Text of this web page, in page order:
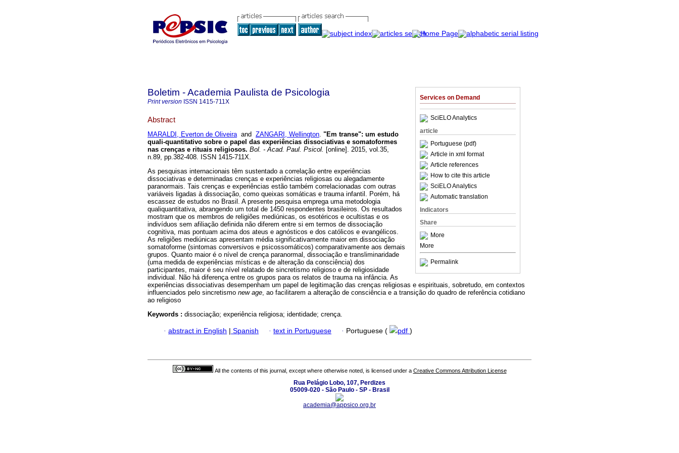
Services on Demand
SciELO Analytics
article
Portuguese (pdf)
Article in xml format
Article references
How to cite this article
SciELO Analytics
Automatic translation
Indicators
Share
More
More
Permalink
Boletim - Academia Paulista de Psicologia
Print version ISSN 1415-711X
Abstract
MARALDI, Everton de Oliveiraand ZANGARI, Wellington. "Em transe": um estudo
quali-quantitativo sobre o papel das experiências dissociativas e somatoformes
nas crenças e rituais religiosos. Bol. - Acad. Paul. Psicol. [online]. 2015, vol.35,
n.89, pp.382-408. ISSN 1415-711X.
As pesquisas internacionais têm sustentado a correlação entre experiências
dissociativas e determinadas crenças e experiências religiosas ou alegadamente
paranormais. Tais crenças e experiências estão também correlacionadas com outras
variáveis ligadas à dissociação, como queixas somáticas e trauma infantil. Porém, há
escassez de estudos no Brasil. A presente pesquisa emprega uma metodologia
qualiquantitativa, abrangendo um total de 1450 respondentes brasileiros. Os resultados
mostram que os membros de religiões mediúnicas, os esotéricos e ocultistas e os
indivíduos sem afiliação definida não diferem entre si em termos de dissociação
cognitiva, mas pontuam acima dos ateus e agnósticos e dos católicos e evangélicos.
As religiões mediúnicas apresentam média significativamente maior em dissociação
somatoforme (sintomas conversivos e psicossomáticos) comparativamente aos demais
grupos. Quanto maior é o nível de crença paranormal, dissociação e transliminaridade
(uma medida de experiências místicas e de alteração da consciência) dos
participantes, maior é seu nível relatado de sincretismo religioso e de religiosidade
individual. Não há diferença entre os grupos para os relatos de trauma na infância. As
experiências dissociativas desempenham um papel de legitimação das crenças religiosas e espirituais, sobretudo, em contextos
influenciados pelo sincretismo new age, ao facilitarem a alteração de consciência e a transição do quadro de referência cotidiano
ao religioso
Keywords : dissociação; experiência religiosa; identidade; crença.
· abstract in English | Spanish · text in Portuguese · Portuguese ( pdf )
All the contents of this journal, except where otherwise noted, is licensed under a Creative Commons Attribution License
Rua Pelágio Lobo, 107, Perdizes
05009-020 - São Paulo - SP - Brasil
academia@appsico.org.br